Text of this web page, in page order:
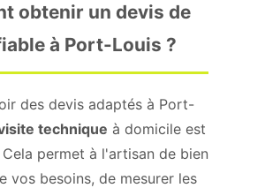
obtenir un devis de
à Port-Louis ?
des devis adaptés à Port-
technique à domicile est
permet à l'artisan de bien
vos besoins, de mesurer les